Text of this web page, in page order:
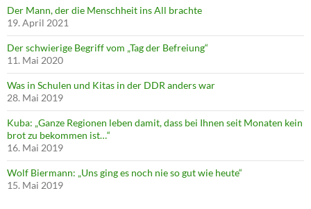
Der Mann, der die Menschheit ins All brachte
19. April 2021
Der schwierige Begriff vom „Tag der Befreiung“
11. Mai 2020
Was in Schulen und Kitas in der DDR anders war
28. Mai 2019
Kuba: „Ganze Regionen leben damit, dass bei Ihnen seit Monaten kein
brot zu bekommen ist…“
16. Mai 2019
Wolf Biermann: „Uns ging es noch nie so gut wie heute“
15. Mai 2019